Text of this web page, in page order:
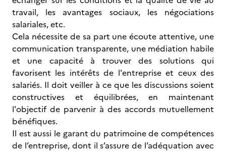
travail, les avantages sociaux, les négociations
salariales, etc.
Cela nécessite de sa part une écoute attentive, une
communication transparente, une médiation habile
et une capacité à trouver des solutions qui
favorisent les intérêts de l'entreprise et ceux des
salariés. Il doit veiller à ce que les discussions soient
constructives et équilibrées, en maintenant
l'objectif de parvenir à des accords mutuellement
bénéfiques.
Il est aussi le garant du patrimoine de compétences
de l’entreprise, dont il s’assure de l’adéquation avec